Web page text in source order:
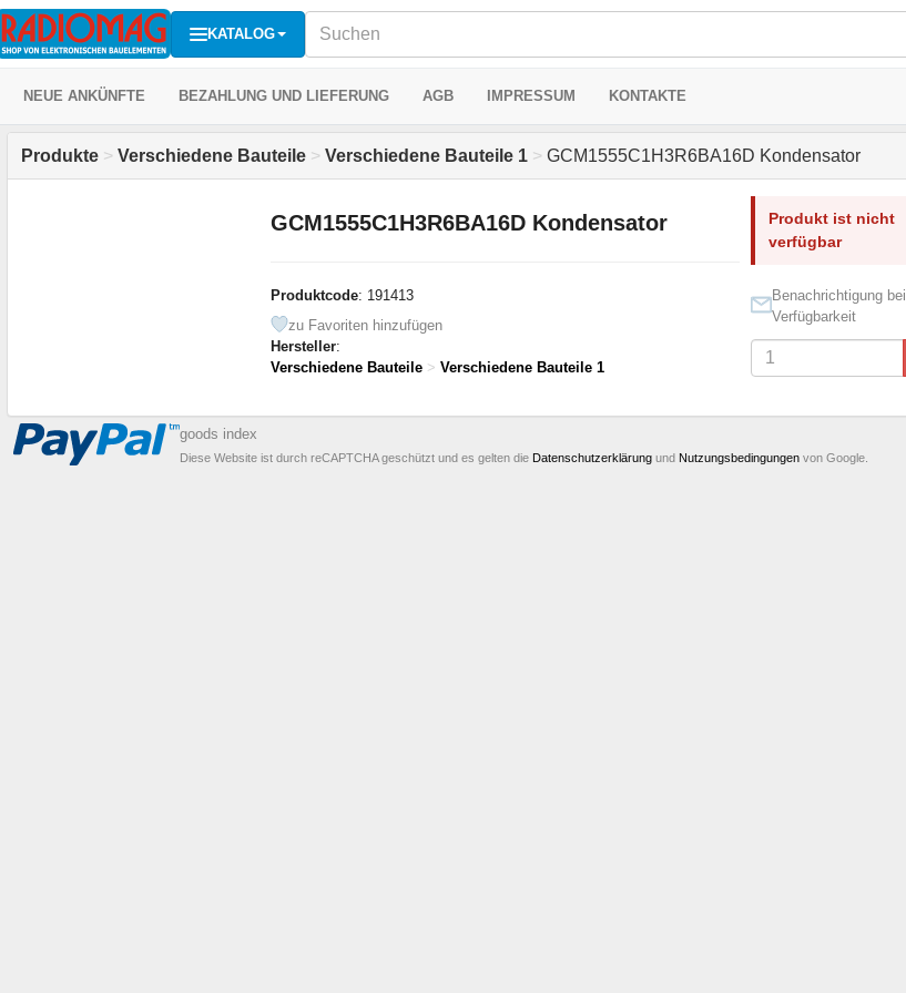
KATALOG
NEUE ANKÜNFTE BEZAHLUNG UND LIEFERUNG AGB IMPRESSUM KONTAKTE
Produkte > Verschiedene Bauteile > Verschiedene Bauteile 1 > GCM1555C1H3R6BA16D Kondensator
GCM1555C1H3R6BA16D Kondensator
Produktcode: 191413
zu Favoriten hinzufügen
Hersteller:
Verschiedene Bauteile > Verschiedene Bauteile 1
Produkt ist nicht
verfügbar
Benachrichtigung bei
Verfügbarkeit
goods index
Diese Website ist durch reCAPTCHA geschützt und es gelten die Datenschutzerklärung und Nutzungsbedingungen von Google.